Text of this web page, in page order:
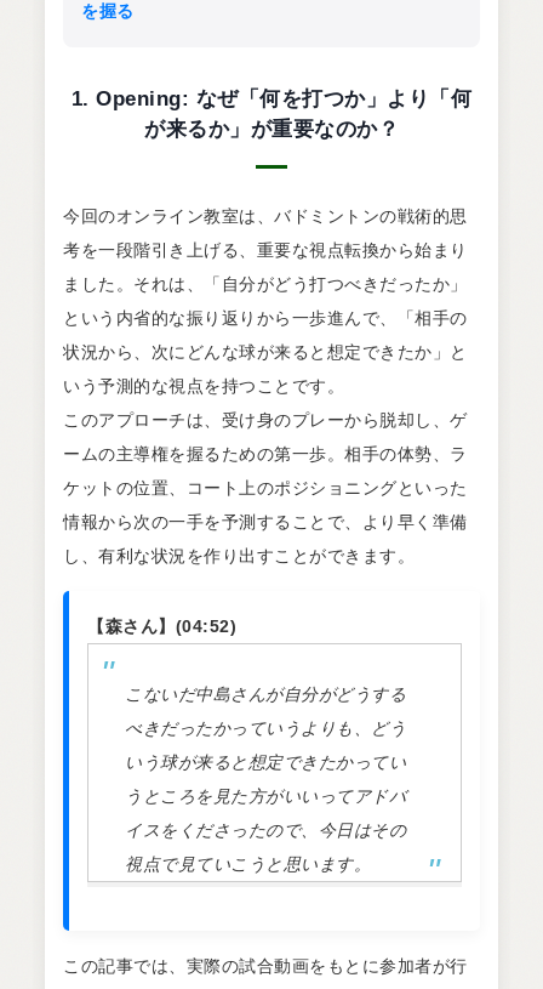
を握る
1. Opening: なぜ「何を打つか」より「何
が来るか」が重要なのか？
今回のオンライン教室は、バドミントンの戦術的思
考を一段階引き上げる、重要な視点転換から始まり
ました。それは、「自分がどう打つべきだったか」
という内省的な振り返りから一歩進んで、「相手の
状況から、次にどんな球が来ると想定できたか」と
いう予測的な視点を持つことです。
このアプローチは、受け身のプレーから脱却し、ゲ
ームの主導権を握るための第一歩。相手の体勢、ラ
ケットの位置、コート上のポジショニングといった
情報から次の一手を予測することで、より早く準備
し、有利な状況を作り出すことができます。
【森さん】(04:52)
こないだ中島さんが自分がどうする
べきだったかっていうよりも、どう
いう球が来ると想定できたかってい
うところを見た方がいいってアドバ
イスをくださったので、今日はその
視点で見ていこうと思います。
この記事では、実際の試合動画をもとに参加者が行